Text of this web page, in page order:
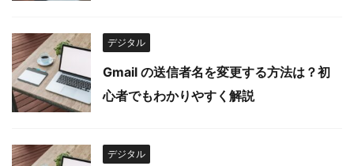
デジタル
Gmail の送信者名を変更する方法は？初
心者でもわかりやすく解説
デジタル